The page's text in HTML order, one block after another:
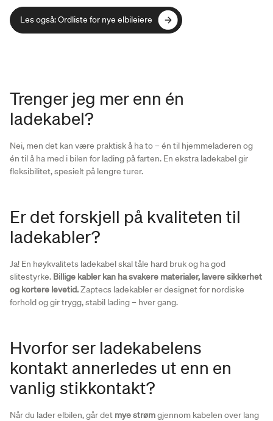
Les også: Ordliste for nye elbileiere
Les også: Ordliste for nye elbileiere
Trenger jeg mer enn én
ladekabel?
Nei, men det kan være praktisk å ha to – én til hjemmeladeren og
én til å ha med i bilen for lading på farten. En ekstra ladekabel gir
fleksibilitet, spesielt på lengre turer.
Er det forskjell på kvaliteten til
ladekabler?
Ja! En høykvalitets ladekabel skal tåle hard bruk og ha god
slitestyrke. Billige kabler kan ha svakere materialer, lavere sikkerhet
og kortere levetid.Zaptecs ladekabler er designet for nordiske
forhold og gir trygg, stabil lading – hver gang.
Hvorfor ser ladekabelens
kontakt annerledes ut enn en
vanlig stikkontakt?
Når du lader elbilen, går det mye strømgjennom kabelen over lang